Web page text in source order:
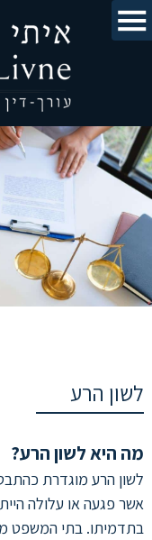
לשון הרע
מה היא לשון הרע?
לשון הרע מוגדרת
אשר פגעה או עלולה
בתדמיתו. בתי המשפט